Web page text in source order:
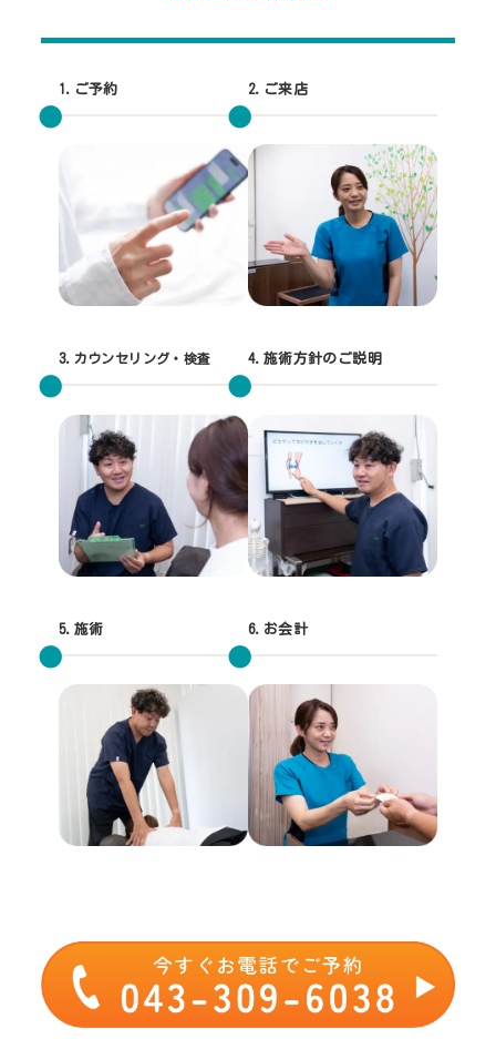
1.ご予約 2.ご来店
3. カウンセリング・検査 4.施術方針のご説明
5.施術 6.お会計